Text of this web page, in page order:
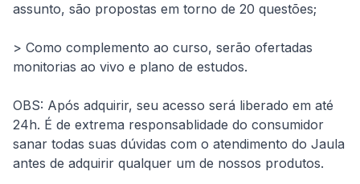
assunto, são propostas em torno de 20 questões;
> Como complemento ao curso, serão ofertadas
monitorias ao vivo e plano de estudos.
OBS: Após adquirir, seu acesso será liberado em até
24h. É de extrema responsablidade do consumidor
sanar todas suas dúvidas com o atendimento do Jaula
antes de adquirir qualquer um de nossos produtos.